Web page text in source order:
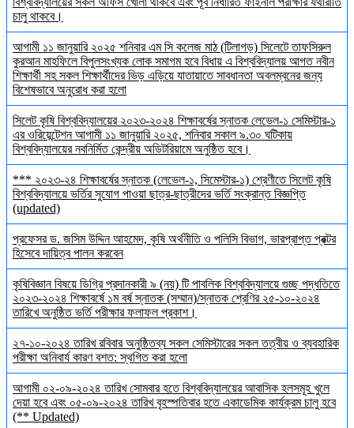
চালু থাকবে।
আগামী ১১ জানুয়ারি ২০২৫ শনিবার এম সি কলেজ মাঠ (টিলাগড়) সিলেটে তাফসিরুল
কুরআন মাহফিলে বিপুলসংখ্যক লোক সমাগম হবে বিধায় এ বিশ্ববিদ্যালয় আগত নবীন
শিক্ষার্থী সহ সকল শিক্ষার্থীদের ভিড় এড়িয়ে যাতায়াতে সাবধানতা অবলম্বনের জন্য
বিশেষভাবে অনুরোধ করা হলো
সিলেট কৃষি বিশ্ববিদ্যালয়ের ২০২৩-২০২৪ শিক্ষাবর্ষের স্নাতক লেভেল-১ সেমিস্টার-১
এর ওরিয়েন্টেশন আগামী ১১ জানুয়ারি ২০২৫, শনিবার সকাল ৯.৩০ ঘটিকায়
বিশ্ববিদ্যালয়ের নবনির্মিত কেন্দ্রীয় অডিটরিয়ামে অনুষ্ঠিত হবে।
*** ২০২৩-২৪ শিক্ষাবর্ষের স্নাতক (লেভেল-১, সিমেস্টার-১) শ্রেণীতে সিলেট কৃষি
বিশ্ববিদ্যালয়ে ভর্তির সুযোগ পাওয়া ছাত্র-ছাত্রীদের ভর্তি সংক্রান্ত বিজ্ঞপ্তি
(updated)
প্রফেসর ড. জসিম উদ্দিন আহমেদ, কৃষি অর্থনীতি ও পলিসি বিভাগ, ভারপ্রাপ্ত প্রক্টর
হিসেবে দায়িত্ব পালন করবেন
কৃষিবিজ্ঞান বিষয়ে ডিগ্রি প্রদানকারী ৯ (নয়) টি পাবলিক বিশ্ববিদ্যালয়ে গুচ্ছ পদ্ধতিতে
২০২৩-২০২৪ শিক্ষাবর্ষে ১ম বর্ষ স্নাতক (সম্মান)/স্নাতক শ্রেণির ২৫-১০-২০২৪
তারিখে অনুষ্ঠিত ভর্তি পরীক্ষার ফলাফল প্রকাশ।
২৭-১০-২০২৪ তারিখ রবিবার অনুষ্ঠিতব্য সকল সেমিস্টারের সকল তত্বীয় ও ব্যবহারিক
পরীক্ষা অনিবার্য কারণ বশত: স্থগিত করা হলো
আগামী ০২-০৯-২০২৪ তারিখ সোমবার হতে বিশ্ববিদ্যালয়ের আবাসিক হলসমূহ খুলে
দেয়া হবে এবং ০৫-০৯-২০২৪ তারিখ বৃহস্পতিবার হতে একাডেমিক কার্যক্রম চালু হবে
(** Updated)